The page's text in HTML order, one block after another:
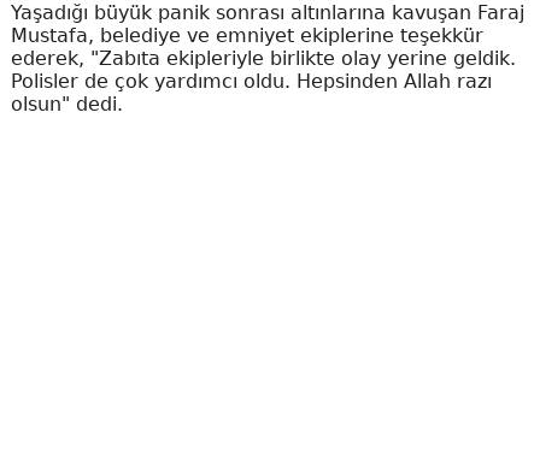
Yaşadığı büyük panik sonrası altınlarına kavuşan Faraj
Mustafa, belediye ve emniyet ekiplerine teşekkür
ederek, "Zabıta ekipleriyle birlikte olay yerine geldik.
Polisler de çok yardımcı oldu. Hepsinden Allah razı
olsun" dedi.